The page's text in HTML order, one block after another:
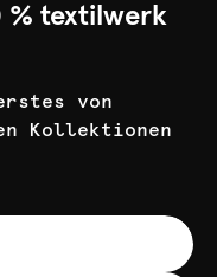
% textilwerk
von
Kollektionen